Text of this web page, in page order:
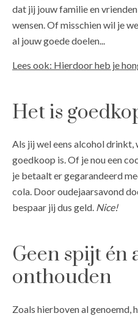
dat jij jouw familie en
wensen. Of misschien wil je
al jouw goede doelen...
Lees ook: Hierdoor heb je
Het is
Als jij wel eens alcohol
goedkoop is. Of je nou een
je betaalt er gegarandeerd
cola. Door oudejaarsavond
bespaar jij dus geld. Nice!
Geen spijt én
onthouden
Zoals hierboven al genoemd,